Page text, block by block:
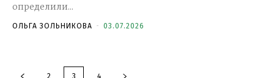
определили...
ОЛЬГА ЗОЛЬНИКОВА - 03.07.2026
2 3 4